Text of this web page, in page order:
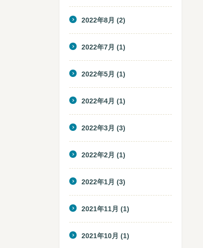
2022年8月 (2)
2022年7月 (1)
2022年5月 (1)
2022年4月 (1)
2022年3月 (3)
2022年2月 (1)
2022年1月 (3)
2021年11月 (1)
2021年10月 (1)